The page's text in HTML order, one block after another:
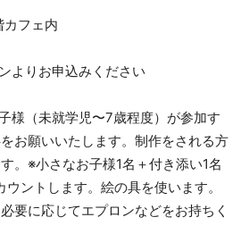
フェ内
よりお申込みください
（未就学児〜7歳程度）が参加す
お願いいたします。制作をされる方
。※小さなお子様1名＋付き添い1名
ウントします。絵の具を使います。
要に応じてエプロンなどをお持ちく